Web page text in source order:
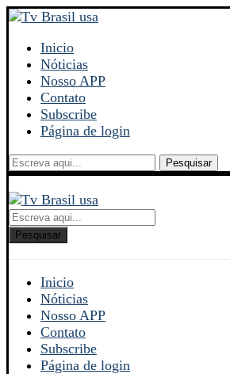
Inicio
Nóticias
Nosso APP
Contato
Subscribe
Página de login
Pesquisar
Pesquisar
Inicio
Nóticias
Nosso APP
Contato
Subscribe
Página de login